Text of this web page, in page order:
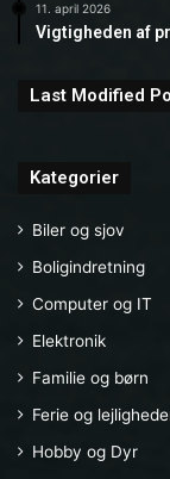
11. april 2026
Vigtigheden af
Last Modified
Kategorier
Biler og sjov
Boligindretning
Computer og IT
Elektronik
Familie og børn
Ferie og
Hobby og Dyr